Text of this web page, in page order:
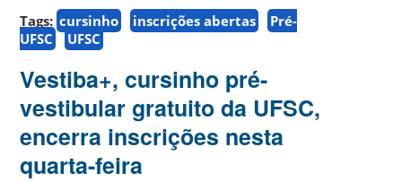
Tags: cursinho inscrições abertas
Pré-
UFSC
UFSC
Vestiba+, cursinho pré-
vestibular gratuito da UFSC,
encerra inscrições nesta
quarta-feira